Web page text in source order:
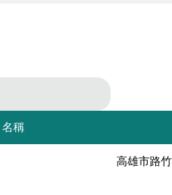
名稱
高雄市路